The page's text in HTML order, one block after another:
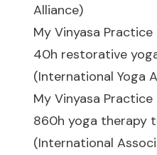
Alliance)
My Vinyasa Practice
40h restorative
(International Yoga
My Vinyasa Practice
860h yoga therapy
(International